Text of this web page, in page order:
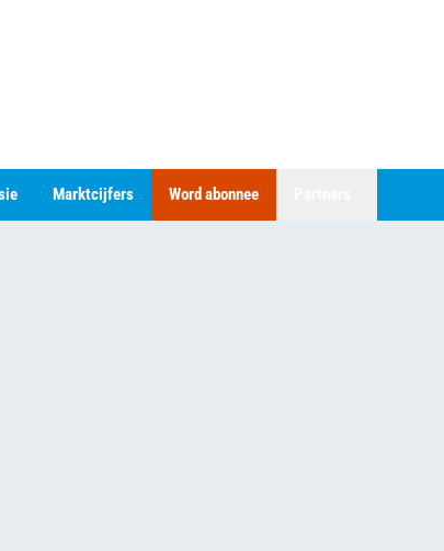
Marktcijfers Word abonnee